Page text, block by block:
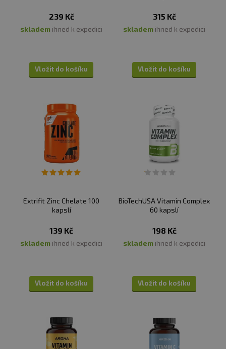
239 Kč
skladem ihned k expedici
Vložit do košíku
315 Kč
skladem ihned k expedici
Vložit do košíku
Extrifit Zinc Chelate 100
kapslí
139 Kč
skladem ihned k expedici
Vložit do košíku
BioTechUSA Vitamin Complex
60 kapslí
198 Kč
skladem ihned k expedici
Vložit do košíku